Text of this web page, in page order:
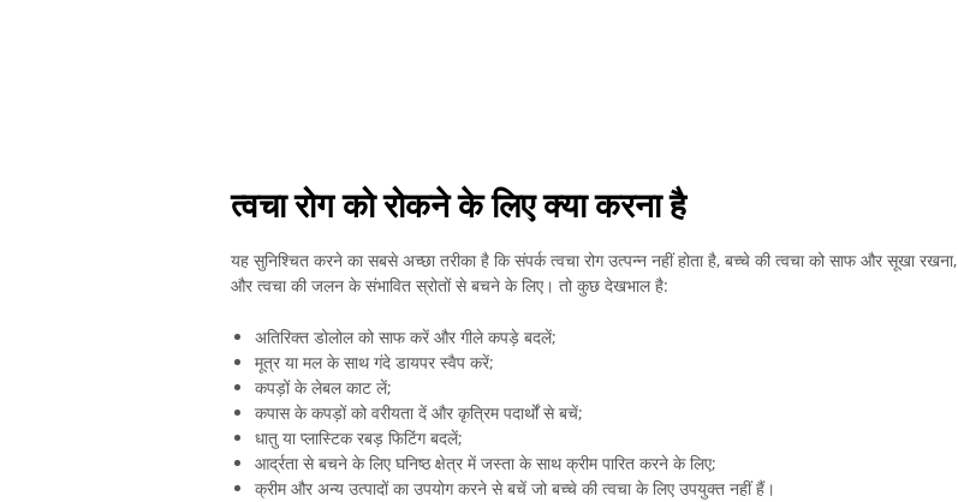
त्वचा रोग को रोकने के लिए क्या करना है
यह सुनिश्चित करने का सबसे अच्छा तरीका है कि संपर्क त्वचा रोग उत्पन्न नहीं होता है, बच्चे की त्वचा को साफ और सूखा रखना,
और त्वचा की जलन के संभावित स्रोतों से बचने के लिए। तो कुछ देखभाल है:
अतिरिक्त डोलोल को साफ करें और गीले कपड़े बदलें;
मूत्र या मल के साथ गंदे डायपर स्वैप करें;
कपड़ों के लेबल काट लें;
कपास के कपड़ों को वरीयता दें और कृत्रिम पदार्थों से बचें;
धातु या प्लास्टिक रबड़ फिटिंग बदलें;
आर्द्रता से बचने के लिए घनिष्ठ क्षेत्र में जस्ता के साथ क्रीम पारित करने के लिए;
क्रीम और अन्य उत्पादों का उपयोग करने से बचें जो बच्चे की त्वचा के लिए उपयुक्त नहीं हैं।